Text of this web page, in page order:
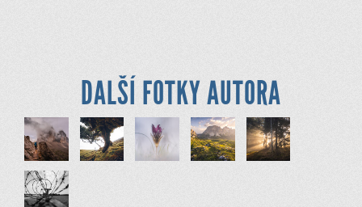
DALŠÍ FOTKY AUTORA